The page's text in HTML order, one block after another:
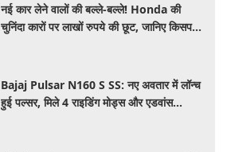
नई कार लेने वालों की बल्ले-बल्ले! Honda की
चुनिंदा कारों पर लाखों रुपये की छूट, जानिए किसपर-
Bajaj Pulsar N160 S SS: नए अवतार में लॉन्च
हुई पल्सर, मिले 4 राइडिंग मोड्स और एडवांस